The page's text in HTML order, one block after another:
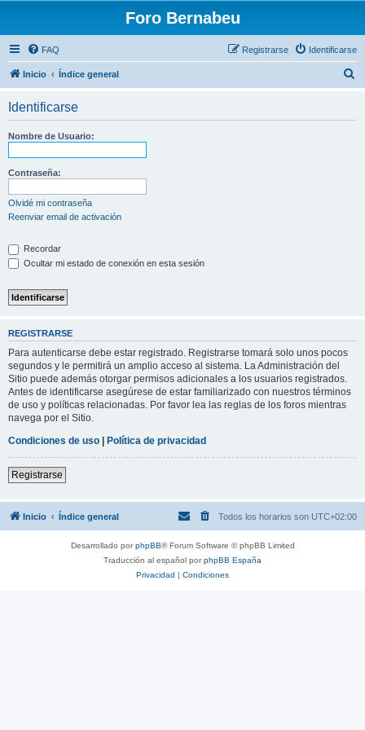
Foro Bernabeu
FAQ Identificarse
Registrarse
Inicio Índice general
Identificarse
Nombre de Usuario:
Contraseña:
Olvidé mi contraseña
Reenviar email de activación
Recordar
Ocultar mi estado de conexión en esta sesión
REGISTRARSE
Para autenticarse debe estar registrado. Registrarse tomará solo unos pocos
segundos y le permitirá un amplio acceso al sistema. La Administración del
Sitio puede además otorgar permisos adicionales a los usuarios registrados.
Antes de identificarse asegúrese de estar familiarizado con nuestros términos
de uso y políticas relacionadas. Por favor lea las reglas de los foros mientras
navega por el Sitio.
Condiciones de uso | Política de privacidad
Registrarse
Inicio Índice general Todos los horarios son UTC+02:00
Desarrollado porphpBB® Forum Software © phpBB Limited
Traducción al español porphpBB España
Privacidad | Condiciones